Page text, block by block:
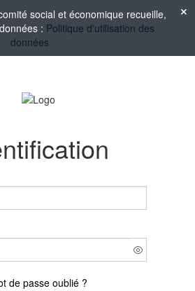
social et économique recueille,
: Politique d'utilisation des
données
de passe oublié ?